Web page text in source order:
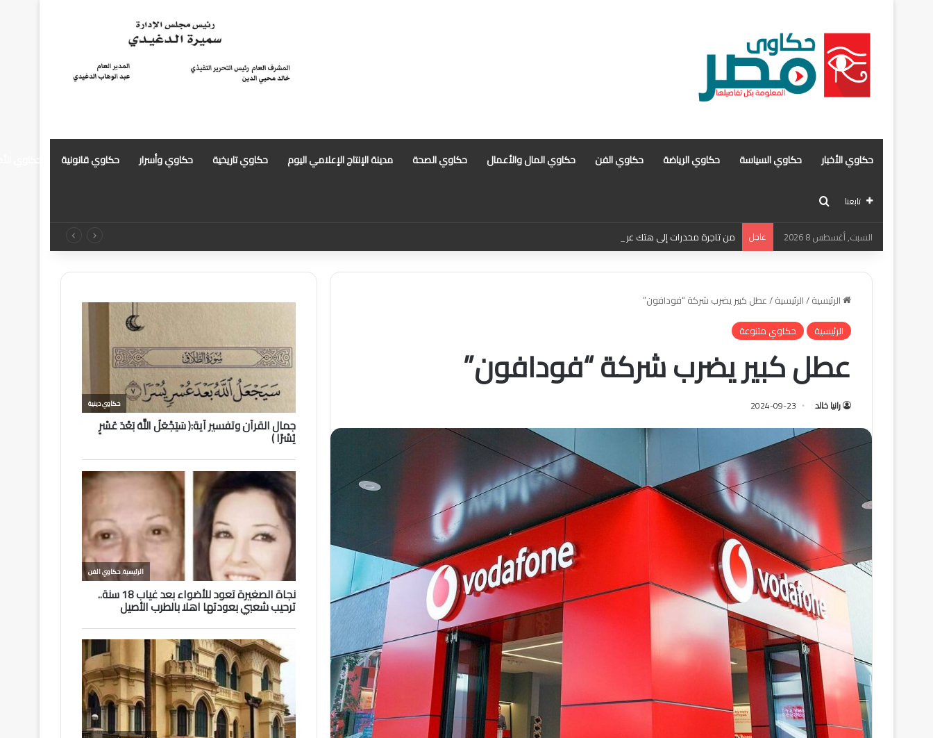
حكاوي الأخبار حكاوي السياسة حكاوي الرياضة حكاوي الفن حكاوي المال والأعمال حكاوي الصحة مدينة الإنتاج الإعلامي اليوم حكاوي تاريخية حكاوي وأسرار حكاوي قانونية حكاوي
تابعنا بحث عن
السبت, أغسطس 8 2026 عاجل من تاجرة مخدرات إلى هتك عرض . أبرز التهم الموجهة للمذيعة سارة خليفة بانتظار رأي المفتي
الرئيسية/الرئيسية/عطل كبير يضرب شركة “فودافون”
الرئيسية
حكاوي متنوعة
عطل كبير يضرب شركة “فودافون”
رانيا خالد 2024-09-23